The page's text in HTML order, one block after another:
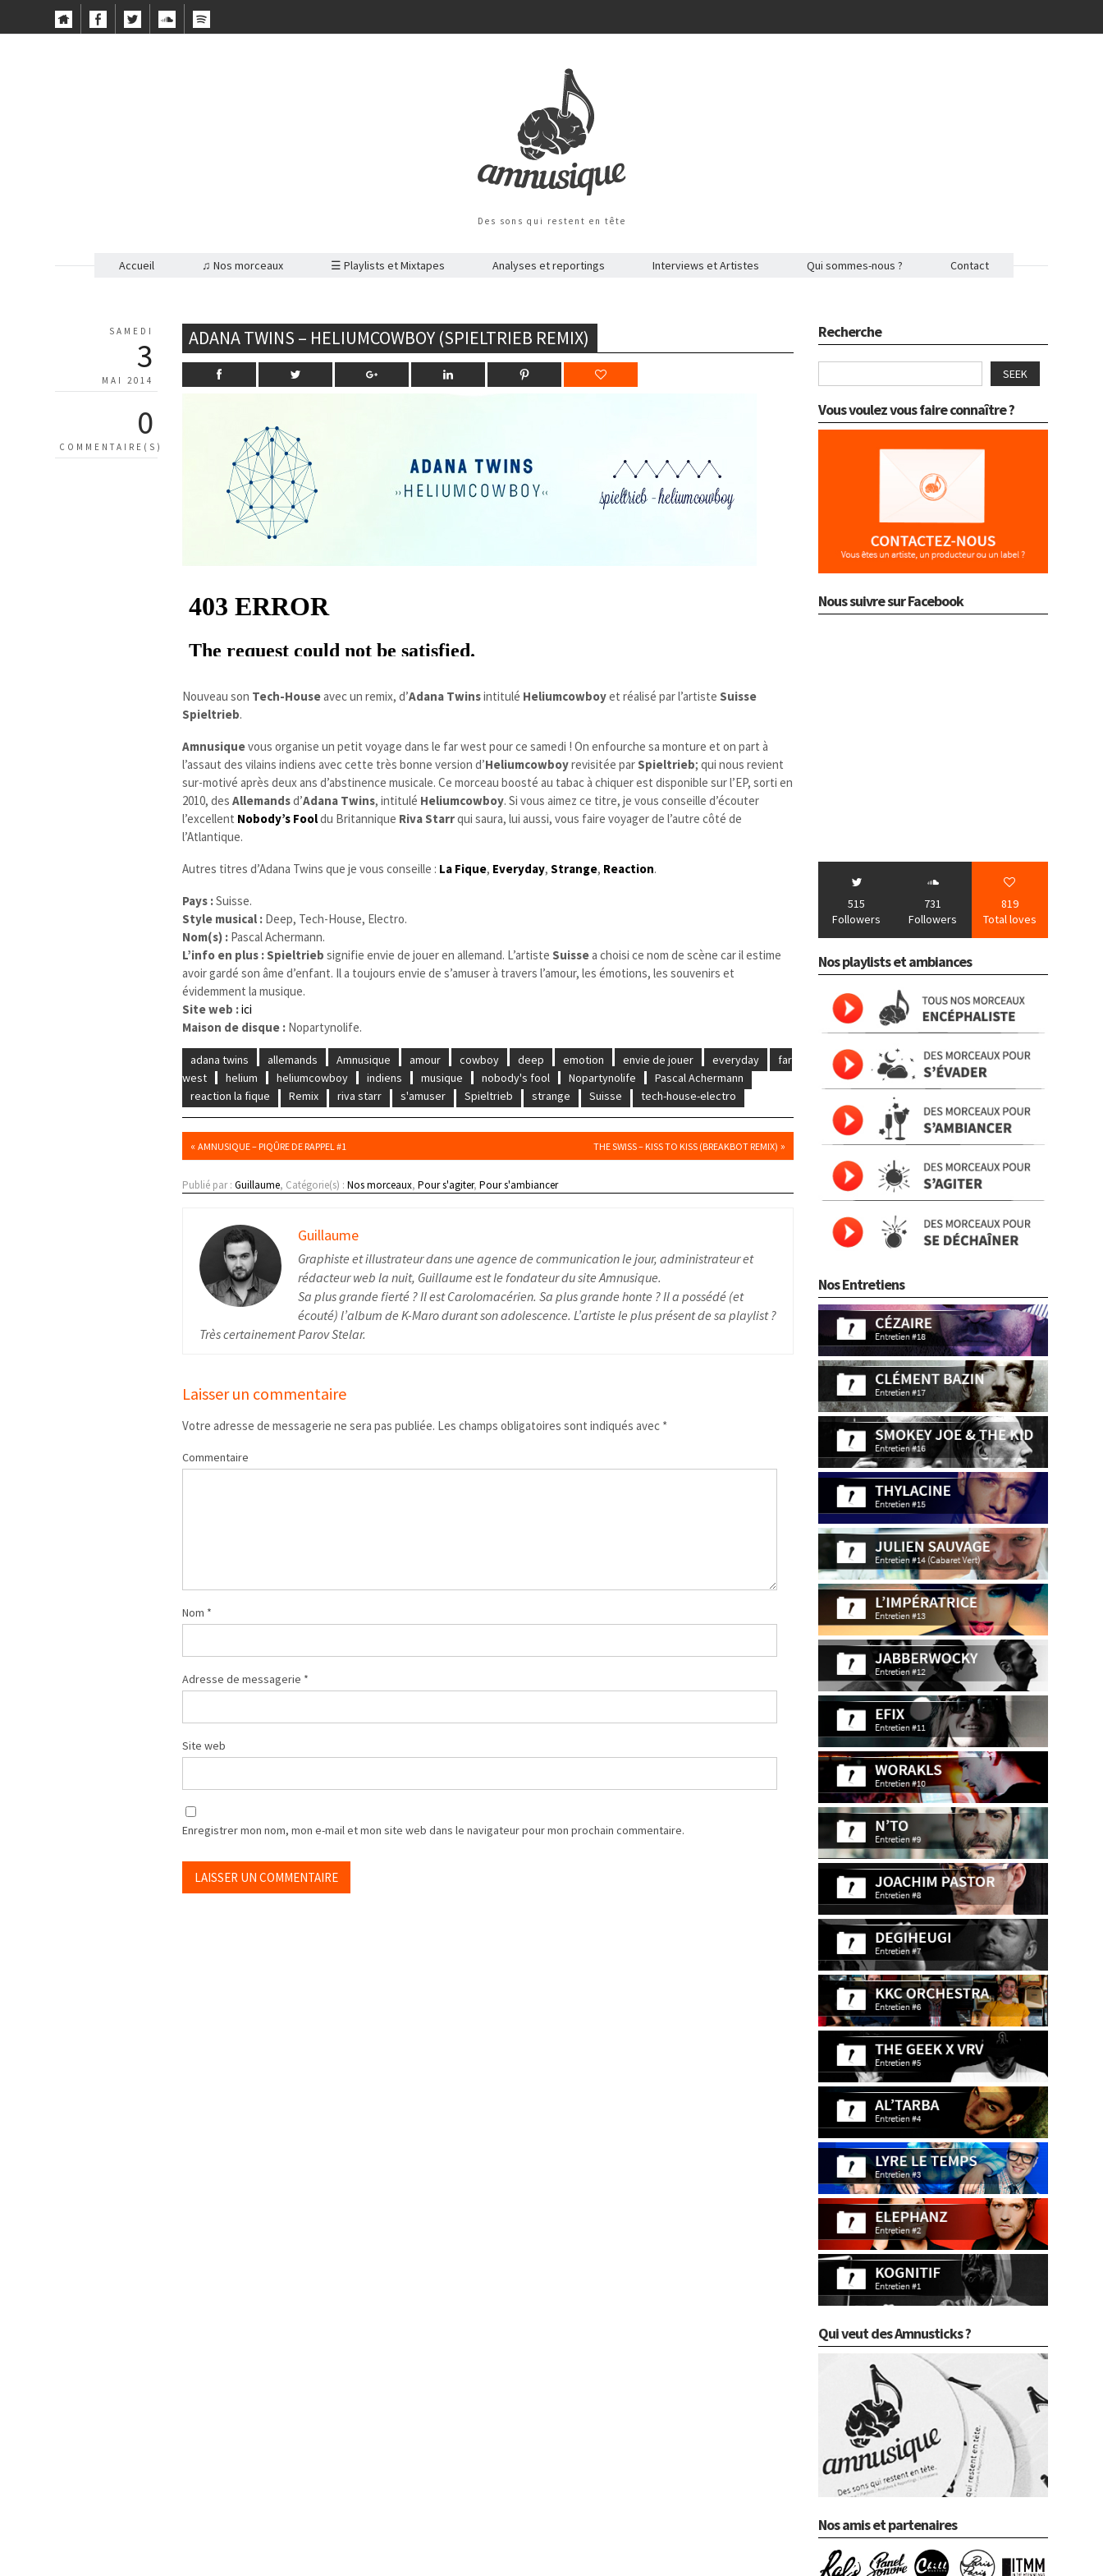
Des sons qui restent en tête
Accueil ♫ Nos morceaux ☰ Playlists et Mixtapes Analyses et reportings Interviews et Artistes Qui sommes-nous ? Contact
SAMEDI
3
MAI 2014
0
COMMENTAIRE(S)
ADANA TWINS – HELIUMCOWBOY (SPIELTRIEB REMIX)
Nouveau son Tech-Houseavec un remix, d’Adana Twinsintitulé Heliumcowboyet réalisé par l’artisteSuisse
Spieltrieb.
Amnusiquevous organise un petit voyage dans le far west pour ce samedi ! On enfourche sa monture et on part à
l’assaut des vilains indiens avec cette très bonne version d’Heliumcowboyrevisitée parSpieltrieb; qui nous revient
sur-motivé après deux ans d’abstinence musicale.Ce morceau boosté au tabac à chiquer est disponible sur l’EP, sorti en
2010, desAllemandsd’Adana Twins, intitulé Heliumcowboy. Si vous aimez ce titre, je vous conseille d’écouter
l’excellent Nobody’s Fooldu Britannique Riva Starrqui saura, lui aussi, vous faire voyager de l’autre côté de
l’Atlantique.
Autres titres d’Adana Twins que je vous conseille : La Fique, Everyday,Strange, Reaction.
Pays :Suisse.
Style musical : Deep, Tech-House, Electro.
Nom(s) : Pascal Achermann.
L’info en plus :Spieltrieb signifie envie de jouer en allemand. L’artisteSuissea choisi ce nom de scène car il estime
avoir gardé son âme d’enfant. Il a toujours envie de s’amuser à travers l’amour, les émotions, les souvenirs et
évidemment la musique.
Site web :ici
Maison de disque : Nopartynolife.
adana twins allemands Amnusique amour cowboy deep emotion envie de jouer everyday
far
west
helium heliumcowboy indiens musique nobody's fool Nopartynolife
Pascal Achermann
reaction la fique
Remix riva starr s'amuser Spieltrieb strange Suisse tech-house-electro
«AMNUSIQUE – PIQÛRE DE RAPPEL #1 THE SWISS – KISS TO KISS (BREAKBOT REMIX) »
Publié par :Guillaume, Catégorie(s) :Nos morceaux,Pour s'agiter,Pour s'ambiancer
Guillaume
Graphiste et illustrateur dans une agence de communication le jour, administrateur et
rédacteur web la nuit, Guillaume est le fondateur du site Amnusique.
Sa plus grande fierté ? Il est Carolomacérien. Sa plus grande honte ? Il a possédé (et
écouté) l’album de K-Maro durant son adolescence. L’artiste le plus présent de sa playlist ?
Très certainement Parov Stelar.
Laisser un commentaire
Votre adresse de messagerie ne sera pas publiée. Les champs obligatoires sont indiqués avec *
Commentaire
Nom *
Adresse de messagerie *
Site web
Enregistrer mon nom, mon e-mail et mon site web dans le navigateur pour mon prochain commentaire.
Recherche
SEEK
Vous voulez vous faire connaître ?
Nous suivre sur Facebook
515
Followers
731
Followers
819
Total loves
Nos playlists et ambiances
Nos Entretiens
Qui veut des Amnusticks ?
Nos amis et partenaires